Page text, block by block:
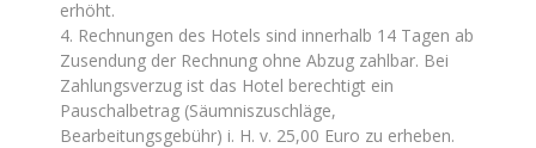
erhöht.
4. Rechnungen des Hotels sind innerhalb 14 Tagen ab
Zusendung der Rechnung ohne Abzug zahlbar. Bei
Zahlungsverzug ist das Hotel berechtigt ein
Pauschalbetrag (Säumniszuschläge,
Bearbeitungsgebühr) i. H. v. 25,00 Euro zu erheben.